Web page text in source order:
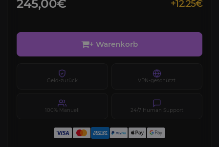
245,00€ +12.25€
+ Warenkorb
Geld-zurück VPN-geschützt
100% Manuell 24/7 Human Support